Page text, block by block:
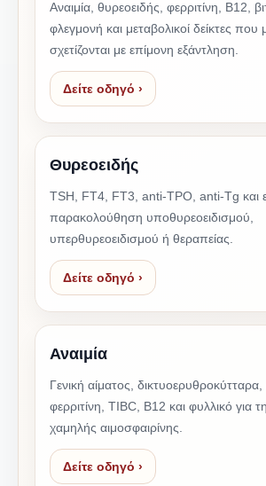
Αναιμία, θυρεοειδής, φερριτίνη, Β12,
φλεγμονή και μεταβολικοί δείκτες που
σχετίζονται με επίμονη εξάντληση.
Δείτε οδηγό ›
Θυρεοειδής
TSH, FT4, FT3, anti-TPO, anti-Tg και
παρακολούθηση υποθυρεοειδισμού,
υπερθυρεοειδισμού ή θεραπείας.
Δείτε οδηγό ›
Αναιμία
Γενική αίματος, δικτυοερυθροκύτταρα,
φερριτίνη, TIBC, Β12 και φυλλικό για
χαμηλής αιμοσφαιρίνης.
Δείτε οδηγό ›